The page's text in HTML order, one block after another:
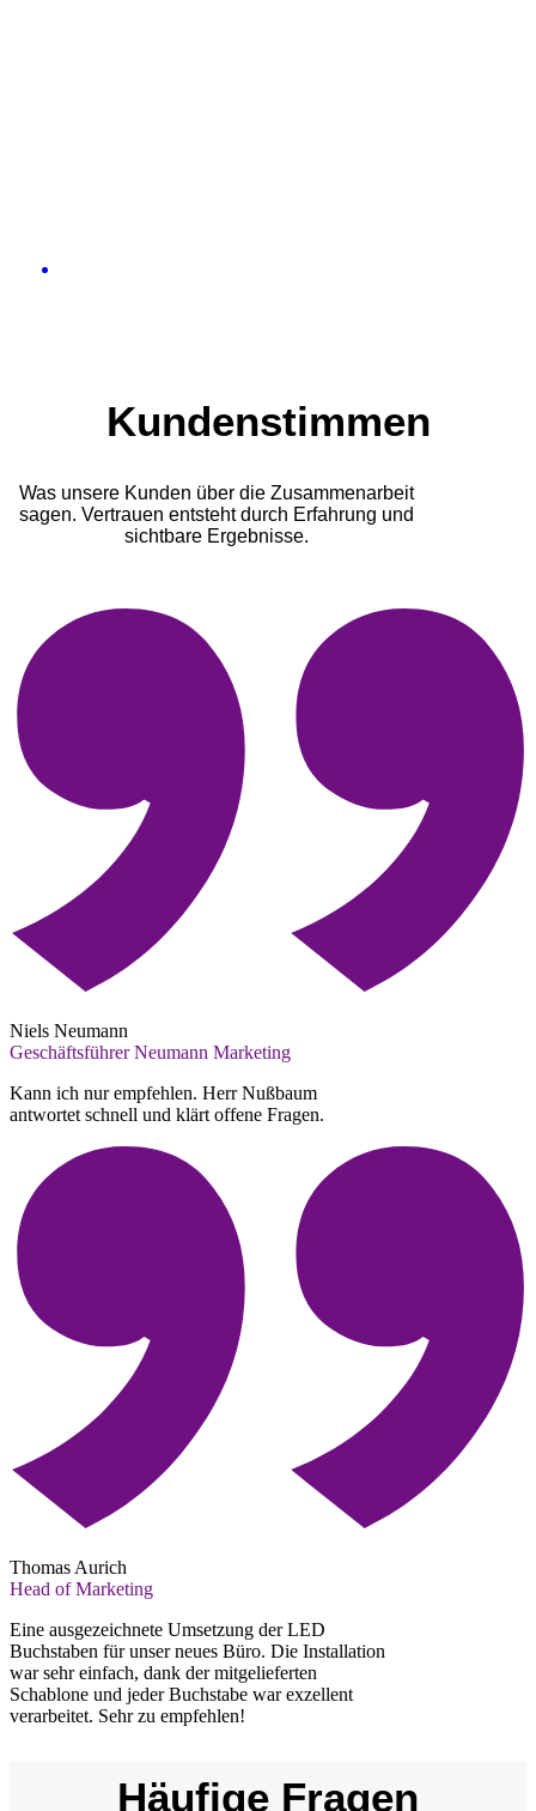
Kundenstimmen
Was unsere Kunden über die Zusammenarbeit
sagen. Vertrauen entsteht durch Erfahrung und
sichtbare Ergebnisse.
Niels Neumann
Geschäftsführer Neumann Marketing
Kann ich nur empfehlen. Herr Nußbaum
antwortet schnell und klärt offene Fragen.
Thomas Aurich
Head of Marketing
Eine ausgezeichnete Umsetzung der LED
Buchstaben für unser neues Büro. Die Installation
war sehr einfach, dank der mitgelieferten
Schablone und jeder Buchstabe war exzellent
verarbeitet. Sehr zu empfehlen!
Häufige Fragen